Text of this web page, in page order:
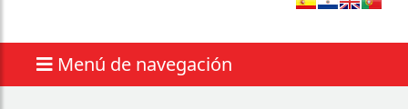
Menú de navegación